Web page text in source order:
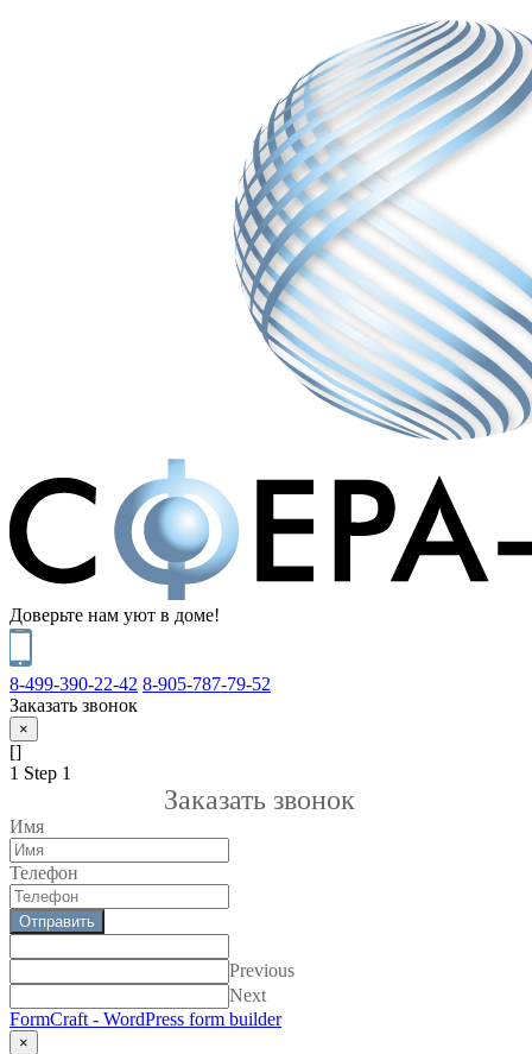
Доверьте нам уют в доме!
8-499-390-22-42 8-905-787-79-52
Заказать звонок
×
[]
1 Step 1
Заказать звонок
Имя
Телефон
Отправить
Previous
Next
FormCraft - WordPress form builder
×